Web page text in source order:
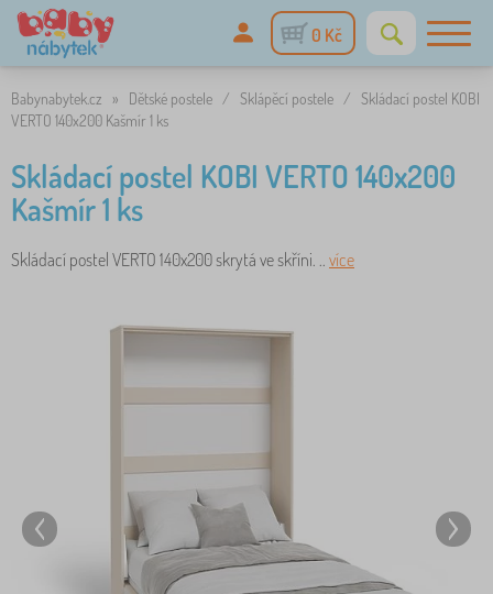
0 Kč
Babynabytek.cz » Dětské postele / Sklápěcí postele / Skládací postel KOBI
VERTO 140x200 Kašmír 1 ks
Skládací postel KOBI VERTO 140x200
Kašmír 1 ks
Skládací postel VERTO 140x200 skrytá ve skříni. .. více